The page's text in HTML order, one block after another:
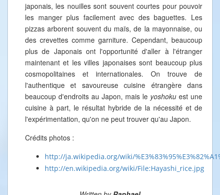
japonais, les nouilles sont souvent courtes pour pouvoir
les manger plus facilement avec des baguettes. Les
pizzas arborent souvent du maïs, de la mayonnaise, ou
des crevettes comme garniture. Cependant, beaucoup
plus de Japonais ont l'opportunité d'aller à l'étranger
maintenant et les villes japonaises sont beaucoup plus
cosmopolitaines et internationales. On trouve de
l'authentique et savoureuse cuisine étrangère dans
beaucoup d'endroits au Japon, mais le yoshoku est une
cuisine à part, le résultat hybride de la nécessité et de
l'expérimentation, qu'on ne peut trouver qu'au Japon.
Crédits photos :
http://ja.wikipedia.org/wiki/
http://en.wikipedia.org/wiki/File:Hayashi_rice.jpg